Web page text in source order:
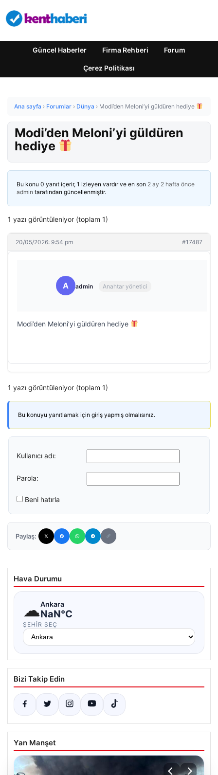
Güncel Haberler Firma Rehberi Forum
Çerez Politikası
Ana sayfa › Forumlar › Dünya › Modi’den Meloni’yi güldüren hediye
Modi’den Meloni’yi güldüren
hediye
Bu konu 0 yanıt içerir, 1 izleyen vardır ve en son 2 ay 2 hafta önce
admin tarafından güncellenmiştir.
1 yazı görüntüleniyor (toplam 1)
20/05/2026: 9:54 pm #17487
A admin Anahtar yönetici
Modi’den Meloni’yi güldüren hediye
1 yazı görüntüleniyor (toplam 1)
Bu konuyu yanıtlamak için giriş yapmış olmalısınız.
Kullanıcı adı:
Parola:
Beni hatırla
Paylaş:
Hava Durumu
☁Ankara
NaN°C
ŞEHIR SEÇ
Bizi Takip Edin
Yan Manşet